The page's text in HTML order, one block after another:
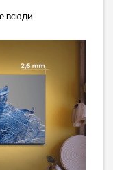
грнвсюди